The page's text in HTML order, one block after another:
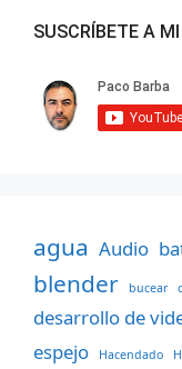
SUSCRÍBETE A
agua Audio
blender bucear
desarrollo de
espejo Hacendado